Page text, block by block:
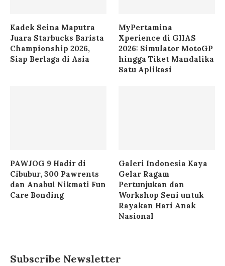
Kadek Seina Maputra
Juara Starbucks Barista
Championship 2026,
Siap Berlaga di Asia
MyPertamina
Xperience di GIIAS
2026: Simulator MotoGP
hingga Tiket Mandalika
Satu Aplikasi
PAWJOG 9 Hadir di
Cibubur, 300 Pawrents
dan Anabul Nikmati Fun
Care Bonding
Galeri Indonesia Kaya
Gelar Ragam
Pertunjukan dan
Workshop Seni untuk
Rayakan Hari Anak
Nasional
Subscribe Newsletter